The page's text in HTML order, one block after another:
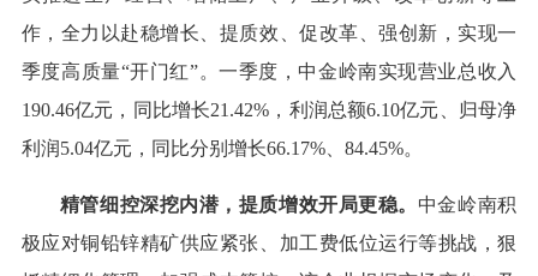
作，全力以赴稳增长、提质效、促改革、强创新，实现一
季度高质量“开门红”。一季度，中金岭南实现营业总收入
190.46亿元，同比增长21.42%，利润总额6.10亿元、归母净
利润5.04亿元，同比分别增长66.17%、84.45%。
精管细控深挖内潜，提质增效开局更稳。 中金岭南积
极应对铜铅锌精矿供应紧张、加工费低位运行等挑战，狠